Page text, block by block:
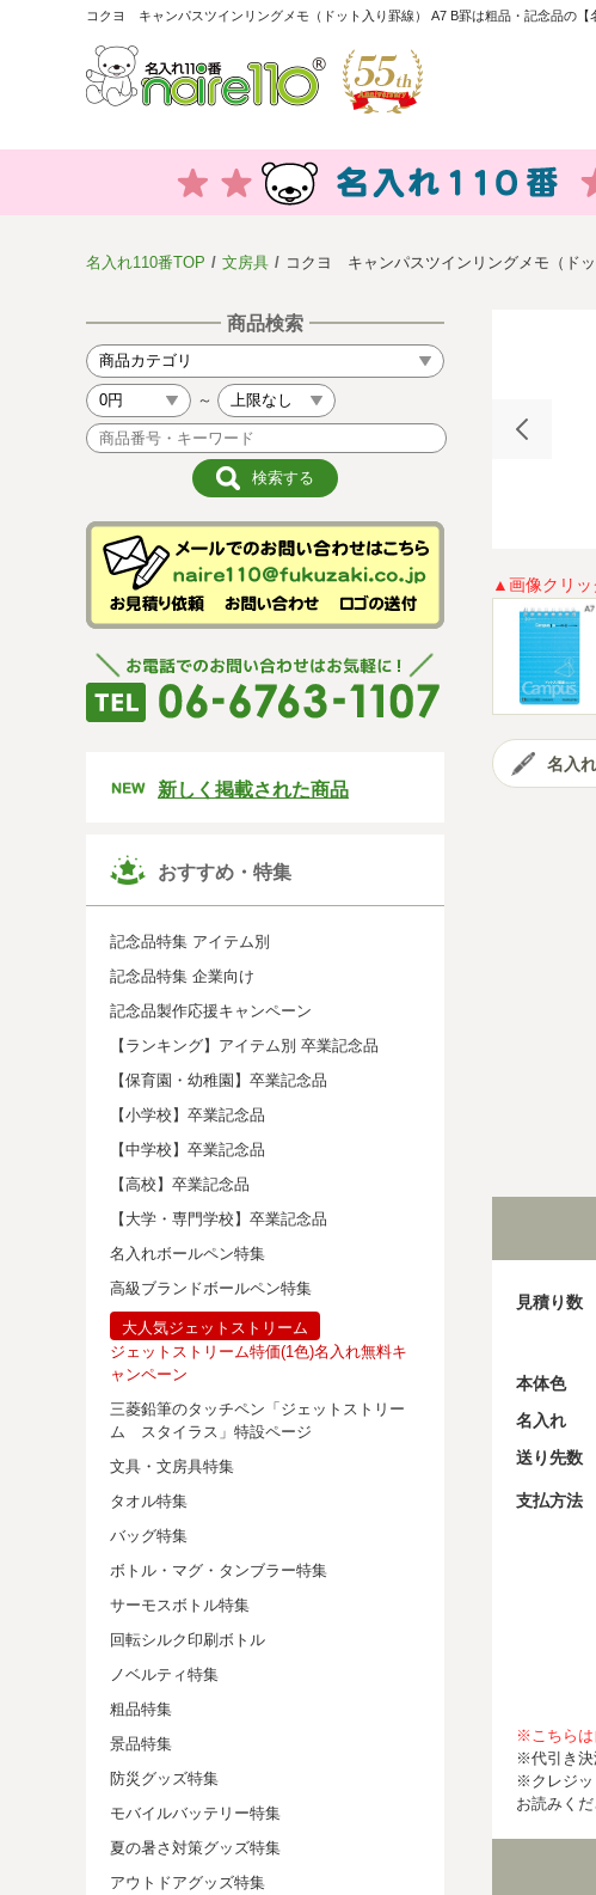
コクヨ キャンパスツインリングメモ（ドット入り罫線） A7 B罫は粗品・記念品の【
名入れ110番TOP 文房具 コクヨ キャンパスツインリングメモ（ド
商品検索
～
新しく掲載された商品
おすすめ・特集
記念品特集 アイテム別
記念品特集 企業向け
記念品製作応援キャンペーン
【ランキング】アイテム別 卒業記念品
【保育園・幼稚園】卒業記念品
【小学校】卒業記念品
【中学校】卒業記念品
【高校】卒業記念品
【大学・専門学校】卒業記念品
名入れボールペン特集
高級ブランドボールペン特集
大人気ジェットストリーム
ジェットストリーム特価(1色)名入れ無料キ
ャンペーン
三菱鉛筆のタッチペン「ジェットストリー
ム スタイラス」特設ページ
文具・文房具特集
タオル特集
バッグ特集
ボトル・マグ・タンブラー特集
サーモスボトル特集
回転シルク印刷ボトル
ノベルティ特集
粗品特集
景品特集
防災グッズ特集
モバイルバッテリー特集
夏の暑さ対策グッズ特集
アウトドアグッズ特集
▲画像クリッ
名入
見積り数
本体色
名入れ
送り先数
支払方法
※こちらは
※代引き決
※クレジッ
お読みくだ